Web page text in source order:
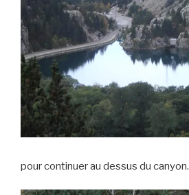
pour continuer au dessus du canyon.